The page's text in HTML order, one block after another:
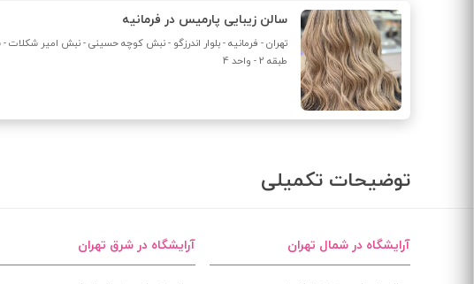
سالن زیبایی پارمیس در فرمانیه
طبقه 2 - واحد 4
توضیحات تکمیلی
آرایشگاه در شمال تهران آرایشگاه در شرق تهران